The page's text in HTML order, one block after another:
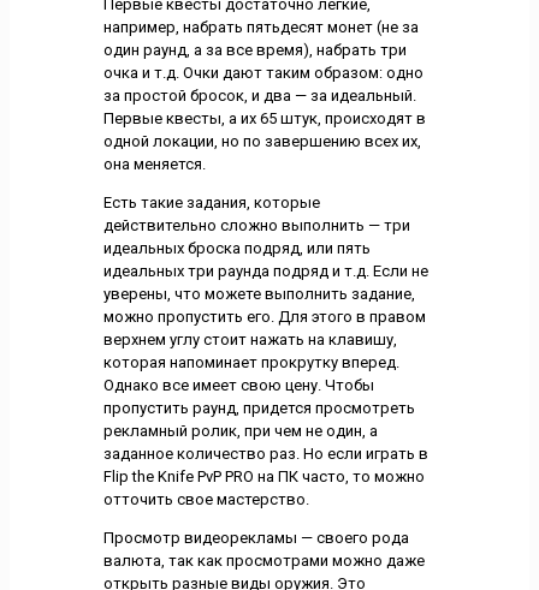
Первые квесты достаточно легкие,
например, набрать пятьдесят монет (не за
один раунд, а за все время), набрать три
очка и т.д. Очки дают таким образом: одно
за простой бросок, и два — за идеальный.
Первые квесты, а их 65 штук, происходят в
одной локации, но по завершению всех их,
она меняется.
Есть такие задания, которые
действительно сложно выполнить — три
идеальных броска подряд, или пять
идеальных три раунда подряд и т.д. Если не
уверены, что можете выполнить задание,
можно пропустить его. Для этого в правом
верхнем углу стоит нажать на клавишу,
которая напоминает прокрутку вперед.
Однако все имеет свою цену. Чтобы
пропустить раунд, придется просмотреть
рекламный ролик, при чем не один, а
заданное количество раз. Но если играть в
Flip the Knife PvP PRO на ПК часто, то можно
отточить свое мастерство.
Просмотр видеорекламы — своего рода
валюта, так как просмотрами можно даже
открыть разные виды оружия. Это